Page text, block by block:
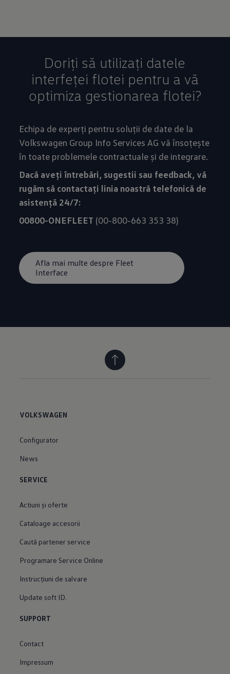
Doriți să utilizați datele
interfeței flotei pentru a vă
optimiza gestionarea flotei?
Echipa de experți pentru soluții de date de la
Volkswagen Group Info Services AG vă însoțește
în toate problemele contractuale și de integrare.
Dacă aveți întrebări, sugestii sau feedback, vă
rugăm să contactați linia noastră telefonică de
asistență 24/7:
00800-ONEFLEET (00-800-663 353 38)
Afla mai multe despre Fleet
Interface
VOLKSWAGEN
Configurator
News
SERVICE
Actiuni şi oferte
Cataloage accesorii
Caută partener service
Programare Service Online
Instrucțiuni de salvare
Update soft ID.
SUPPORT
Contact
Impressum